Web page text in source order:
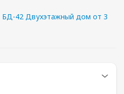
БД-42 Двухэтажный дом от 3